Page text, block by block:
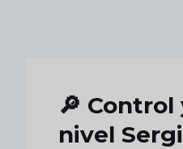
🔎 Control
nivel